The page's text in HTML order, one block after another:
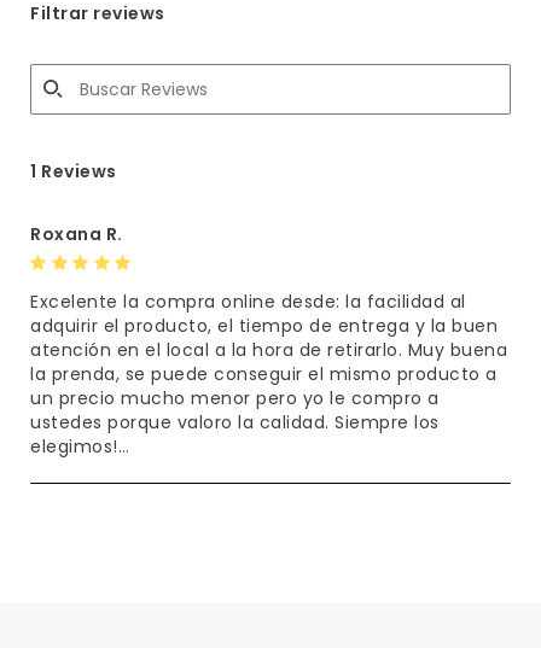
Filtrar reviews
1 Reviews
Roxana R.
Excelente la compra online desde: la facilidad al
adquirir el producto, el tiempo de entrega y la buen
atención en el local a la hora de retirarlo. Muy buena
la prenda, se puede conseguir el mismo producto a
un precio mucho menor pero yo le compro a
ustedes porque valoro la calidad. Siempre los
elegimos!…